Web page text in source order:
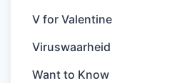
V for Valentine
Viruswaarheid
Want to Know